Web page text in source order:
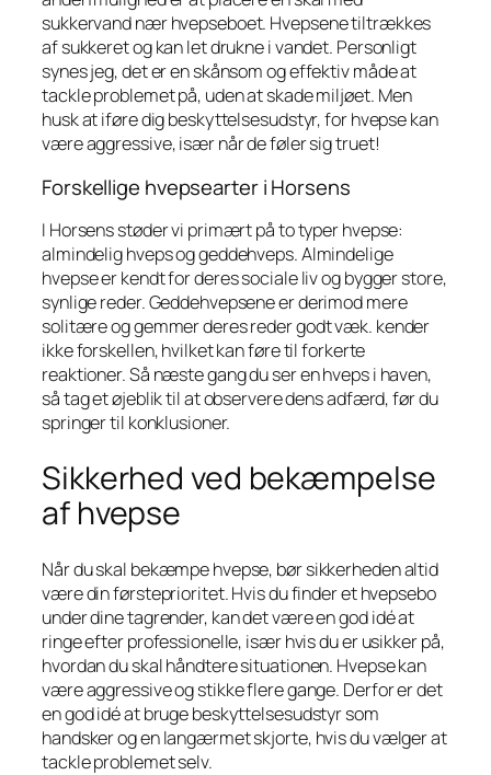
sukkervand nær hvepseboet. Hvepsene tiltrækkes
af sukkeret og kan let drukne i vandet. Personligt
synes jeg, det er en skånsom og effektiv måde at
tackle problemet på, uden at skade miljøet. Men
husk at iføre dig beskyttelsesudstyr, for hvepse kan
være aggressive, især når de føler sig truet!
Forskellige hvepsearter i Horsens
I Horsens støder vi primært på to typer hvepse:
almindelig hveps og geddehveps. Almindelige
hvepse er kendt for deres sociale liv og bygger store,
synlige reder. Geddehvepsene er derimod mere
solitære og gemmer deres reder godt væk. kender
ikke forskellen, hvilket kan føre til forkerte
reaktioner. Så næste gang du ser en hveps i haven,
så tag et øjeblik til at observere dens adfærd, før du
springer til konklusioner.
Sikkerhed ved bekæmpelse
af hvepse
Når du skal bekæmpe hvepse, bør sikkerheden altid
være din førsteprioritet. Hvis du finder et hvepsebo
under dine tagrender, kan det være en god idé at
ringe efter professionelle, især hvis du er usikker på,
hvordan du skal håndtere situationen. Hvepse kan
være aggressive og stikke flere gange. Derfor er det
en god idé at bruge beskyttelsesudstyr som
handsker og en langærmet skjorte, hvis du vælger at
tackle problemet selv.